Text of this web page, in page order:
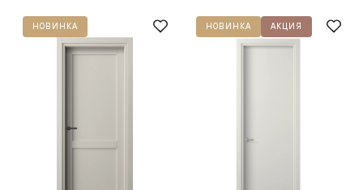
НОВИНКА НОВИНКА АКЦИЯ